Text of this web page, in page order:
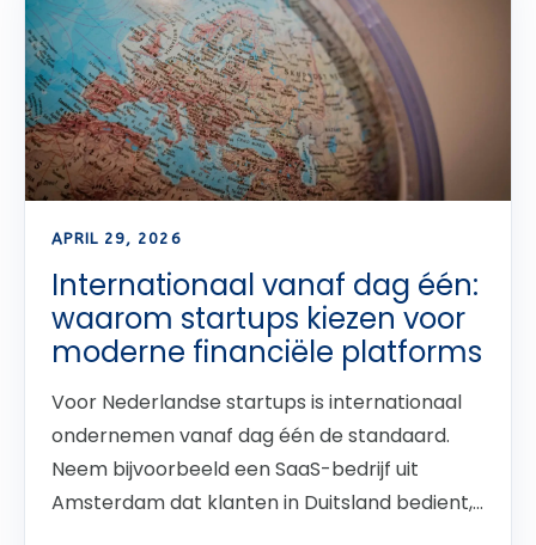
APRIL 29, 2026
Internationaal vanaf dag één:
waarom startups kiezen voor
moderne financiële platforms
Voor Nederlandse startups is internationaal
ondernemen vanaf dag één de standaard.
Neem bijvoorbeeld een SaaS-bedrijf uit
Amsterdam dat klanten in Duitsland bedient,...